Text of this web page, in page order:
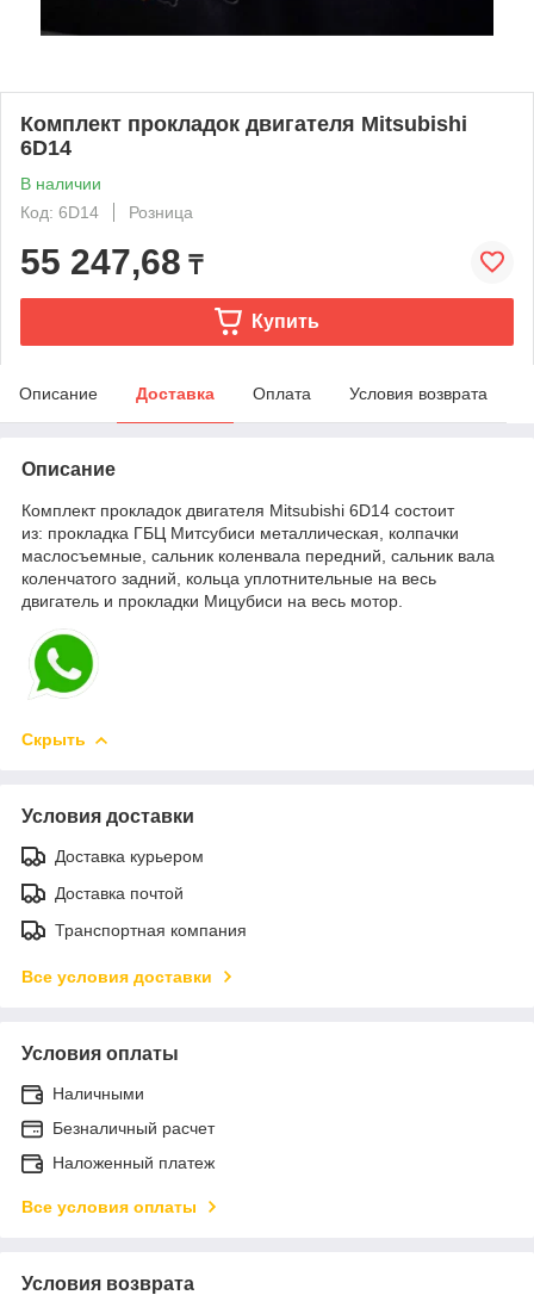
Комплект прокладок двигателя Mitsubishi
6D14
В наличии
Код: 6D14
Розница
55 247,68 ₸
Купить
Описание Доставка Оплата Условия возврата
Описание
Комплект прокладок двигателя Mitsubishi 6D14 состоит
из: прокладка ГБЦ Митсубиси металлическая, колпачки
маслосъемные, сальник коленвала передний, сальник вала
коленчатого задний, кольца уплотнительные на весь
двигатель и прокладки Мицубиси на весь мотор.
Скрыть
Условия доставки
Доставка курьером
Доставка почтой
Транспортная компания
Все условия доставки
Условия оплаты
Наличными
Безналичный расчет
Наложенный платеж
Все условия оплаты
Условия возврата